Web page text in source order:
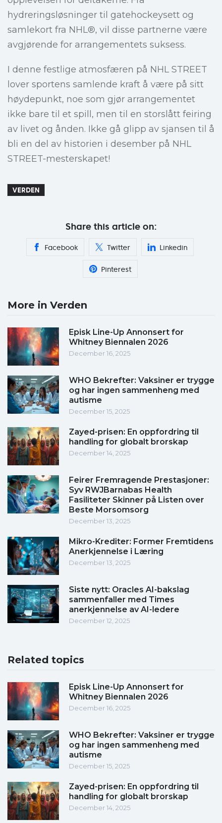
hydreringsløsninger til gatehockeysett og
samlekort fra NHL®, vil disse partnerne være
avgjørende for arrangementets suksess.
I denne festlige atmosfæren på NHL STREET
lover sportens samlende kraft å være på sitt
høydepunkt, noe som gjør arrangementet
ikke bare til et spill, men til en storslått feiring
av livet og ånden. Ikke gå glipp av sjansen til å
bli en del av historien i desember på NHL
STREET-mesterskapet!
VERDEN
Share this article on:
Facebook Twitter Linkedin
Pinterest
More in Verden
Episk Line-Up Annonsert for
Whitney Biennalen 2026
December 16, 2025
WHO Bekrefter: Vaksiner er trygge
og har ingen sammenheng med
autisme
December 15, 2025
Zayed-prisen: En oppfordring til
handling for globalt brorskap
December 14, 2025
Feirer Fremragende Prestasjoner:
Syv RWJBarnabas Health
Fasiliteter Skinner på Listen over
Beste Morsomsorg
December 13, 2025
Mikro-Krediter: Former Fremtidens
Anerkjennelse i Læring
December 13, 2025
Siste nytt: Oracles AI-bakslag
sammenfaller med Times
anerkjennelse av AI-ledere
December 12, 2025
Related topics
Episk Line-Up Annonsert for
Whitney Biennalen 2026
December 16, 2025
WHO Bekrefter: Vaksiner er trygge
og har ingen sammenheng med
autisme
December 15, 2025
Zayed-prisen: En oppfordring til
handling for globalt brorskap
December 14, 2025